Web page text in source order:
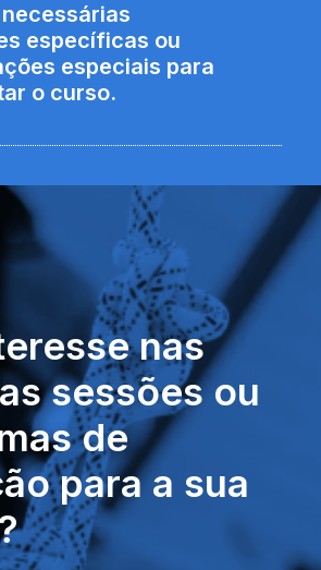
específicas ou
especiais para
o curso.
nas
sessões ou
de
para a sua